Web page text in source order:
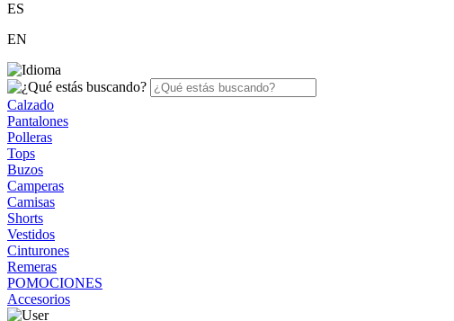
ES
EN
Calzado
Pantalones
Polleras
Tops
Buzos
Camperas
Camisas
Shorts
Vestidos
Cinturones
Remeras
POMOCIONES
Accesorios